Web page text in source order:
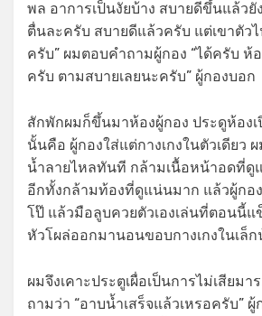
พล อาการเป็นงัยบ้าง สบายดีขึ้นแล้วยั
ตื่นละครับ สบายดีแล้วครับ แต่เขาตัว
ครับ” ผมตอบคำถามผู้กอง “ได้ครับ ห้
ครับ ตามสบายเลยนะครับ” ผู้กองบอก
สักพักผมก็ขึ้นมาห้องผู้กอง ประดูห้องเ
นั้นคือ ผู้กองใส่แต่กางเกงในตัวเดียว
น้ำลายไหลทันที กล้ามเนื้อหน้าอดที่ดู
อีกทั้งกล้ามท้องที่ดูแน่นมาก แล้วผู้กอ
โป๊ แล้วมือลูบควยตัวเองเล่นที่ตอนนี้แ
หัวโผล่ออกมานอนขอบกางเกงในเล็ก
ผมจึงเคาะประตูเผื่อเป็นการไม่เสียมา
ถามว่า “อาบน้ำเสร็จแล้วเหรอครับ”